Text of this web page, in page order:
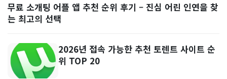
무료 소개팅 어플 앱 추천 순위 후기 – 진심 어린 인연을 찾
는 최고의 선택
2026년 접속 가능한 추천 토렌트 사이트 순
위 TOP 20